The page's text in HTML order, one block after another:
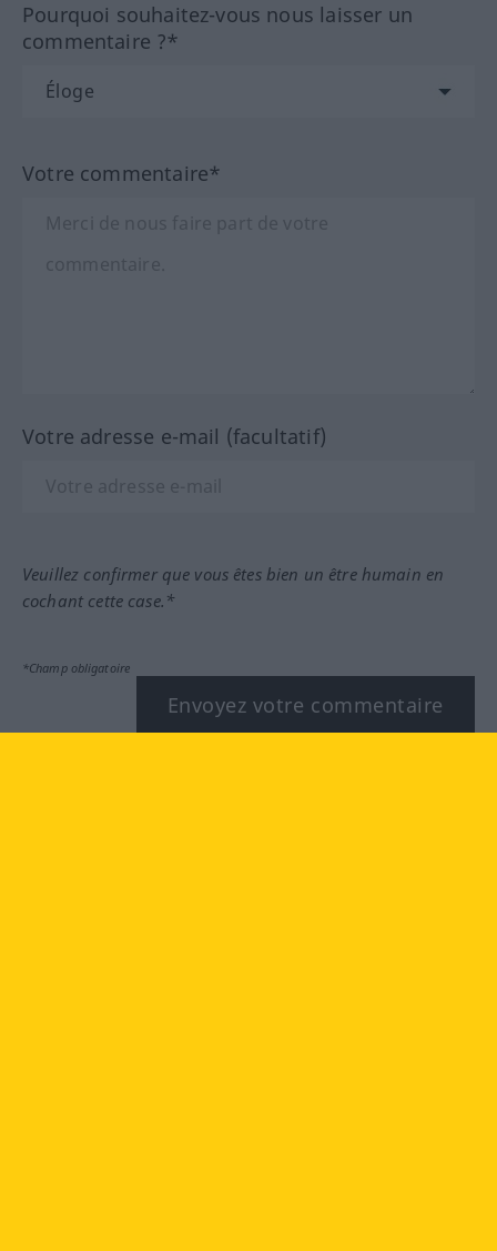
Pourquoi souhaitez-vous nous laisser un
commentaire ?*
Votre commentaire*
Votre adresse e-mail (facultatif)
Veuillez confirmer que vous êtes bien un être humain en
cochant cette case.*
*Champ obligatoire
Envoyez votre commentaire